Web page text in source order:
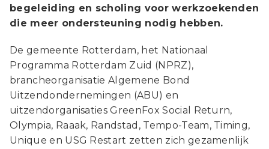
begeleiding en scholing voor werkzoekenden
die meer ondersteuning nodig hebben.
De gemeente Rotterdam, het Nationaal
Programma Rotterdam Zuid (NPRZ),
brancheorganisatie Algemene Bond
Uitzendondernemingen (ABU) en
uitzendorganisaties GreenFox Social Return,
Olympia, Raaak, Randstad, Tempo-Team, Timing,
Unique en USG Restart zetten zich gezamenlijk